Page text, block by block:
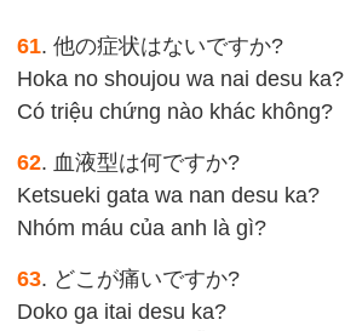
61. 他の症状はないですか?
Hoka no shoujou wa nai desu ka?
Có triệu chứng nào khác không?
62. 血液型は何ですか?
Ketsueki gata wa nan desu ka?
Nhóm máu của anh là gì?
63. どこが痛いですか?
Doko ga itai desu ka?